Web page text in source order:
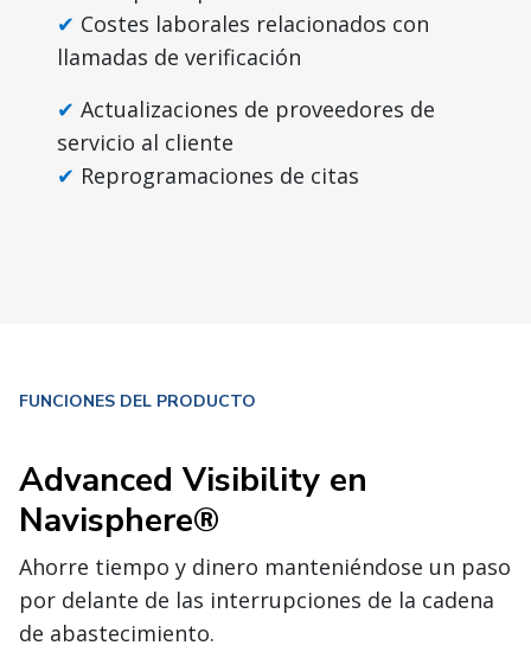
Costes laborales relacionados con
llamadas de verificación
Actualizaciones de proveedores de
servicio al cliente
Reprogramaciones de citas
FUNCIONES DEL PRODUCTO
Advanced Visibility en
Navisphere®
Ahorre tiempo y dinero manteniéndose un paso
por delante de las interrupciones de la cadena
de abastecimiento.